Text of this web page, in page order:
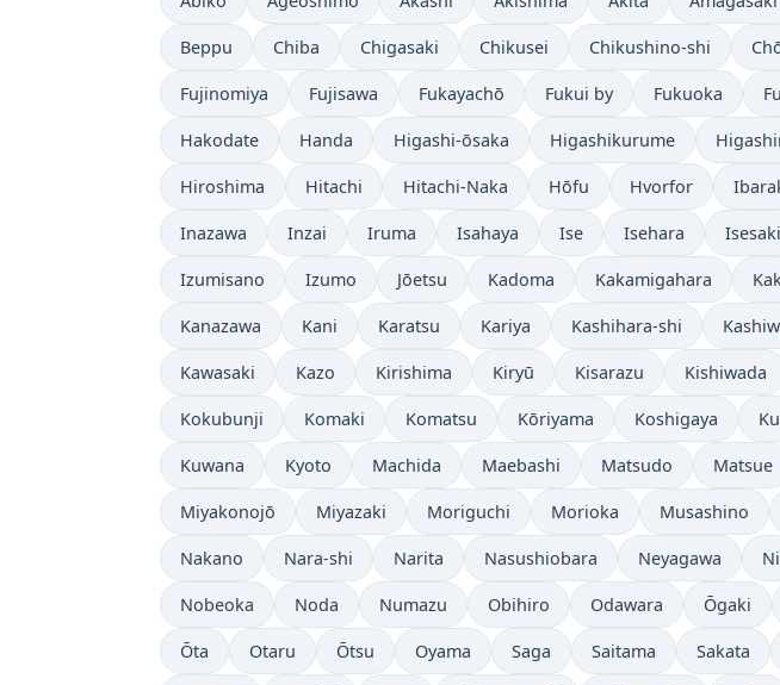
Beppu Chiba Chigasaki Chikusei Chikushino-shi
Fujinomiya Fujisawa Fukayachō Fukui by Fukuoka
Hakodate Handa Higashi-ōsaka Higashikurume
Hiroshima Hitachi Hitachi-Naka Hōfu Hvorfor
Inazawa Inzai Iruma Isahaya Ise Isehara Isesaki
Izumisano Izumo Jōetsu Kadoma Kakamigahara
Kanazawa Kani Karatsu Kariya Kashihara-shi
Kawasaki Kazo Kirishima Kiryū Kisarazu Kishiwada
Kokubunji Komaki Komatsu Kōriyama Koshigaya
Kuwana Kyoto Machida Maebashi Matsudo Matsue
Miyakonojō Miyazaki Moriguchi Morioka Musashino
Nakano Nara-shi Narita Nasushiobara Neyagawa
Nobeoka Noda Numazu Obihiro Odawara Ōgaki
Ōta Otaru Ōtsu Oyama Saga Saitama Sakata